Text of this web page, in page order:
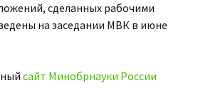
сделанных рабочими
на заседании МВК в июне
сайт Минобрнауки России